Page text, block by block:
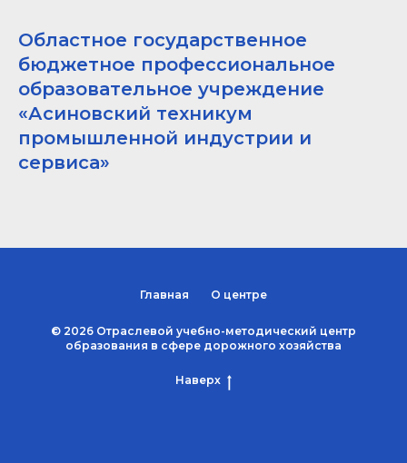
Областное государственное
бюджетное профессиональное
образовательное учреждение
«Асиновский техникум
промышленной индустрии и
сервиса»
Главная О центре
© 2026 Отраслевой учебно-методический центр
образования в сфере дорожного хозяйства
Наверх